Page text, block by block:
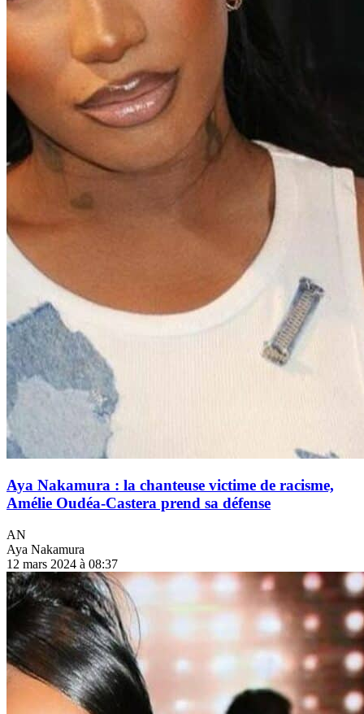
Aya Nakamura : la chanteuse victime de racisme,
Amélie Oudéa-Castera prend sa défense
AN
Aya Nakamura
12 mars 2024 à 08:37